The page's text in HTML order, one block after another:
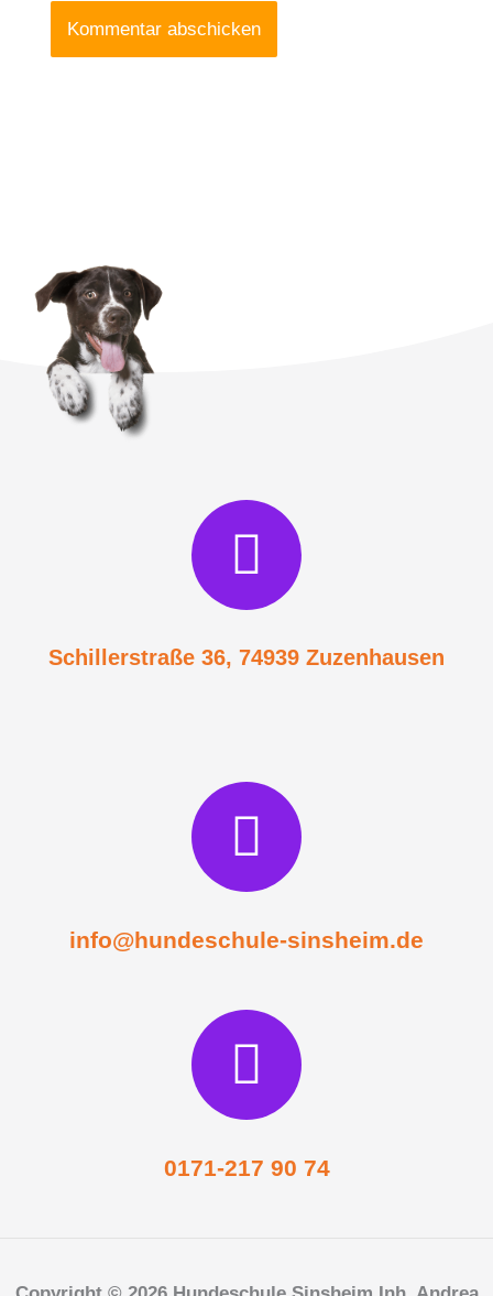
Schillerstraße 36, 74939 Zuzenhausen
info@hundeschule-sinsheim.de
0171-217 90 74